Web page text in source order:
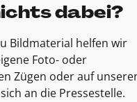
dabei?
Bildmaterial helfen wir
Foto- oder
Zügen oder auf
an die Pressestelle.